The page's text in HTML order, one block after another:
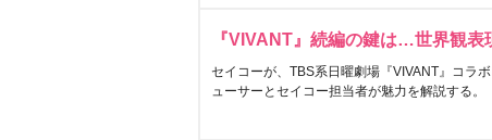
『VIVANT』続編の鍵は…世界観表
セイコーが、TBS系日曜劇場『VIVANT』コラ
ューサーとセイコー担当者が魅力を解説する。